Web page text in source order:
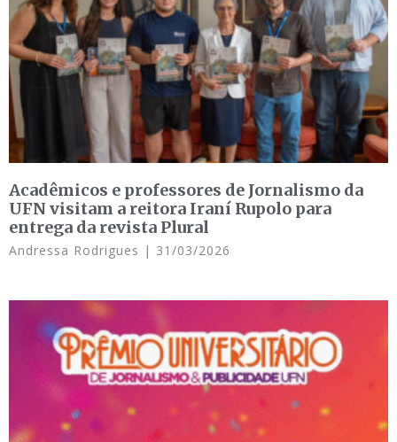
Acadêmicos e professores de Jornalismo da
UFN visitam a reitora Iraní Rupolo para
entrega da revista Plural
Andressa Rodrigues 31/03/2026